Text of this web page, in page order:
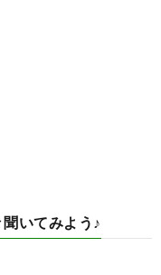
いてみよう♪